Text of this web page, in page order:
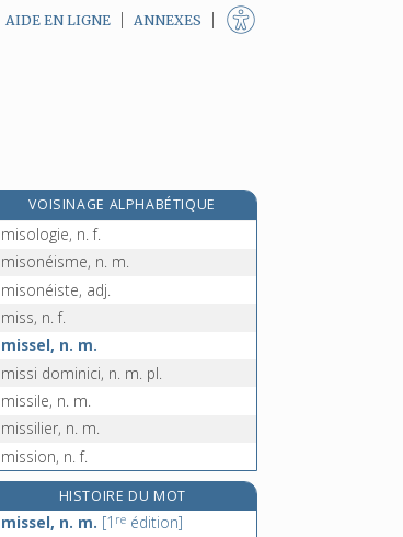
AIDE EN LIGNE ANNEXES
VOISINAGE ALPHABÉTIQUE
misogynie, n. f.
misologie, n. f.
misonéisme, n. m.
misonéiste, adj.
miss, n. f.
missel, n. m.
missi dominici, n. m. pl.
missile, n. m.
missilier, n. m.
mission, n. f.
missionnaire, adj. et n.
missive, adj. f. et n. f.
HISTOIRE DU MOT
missel, n. m. [1 re édition]